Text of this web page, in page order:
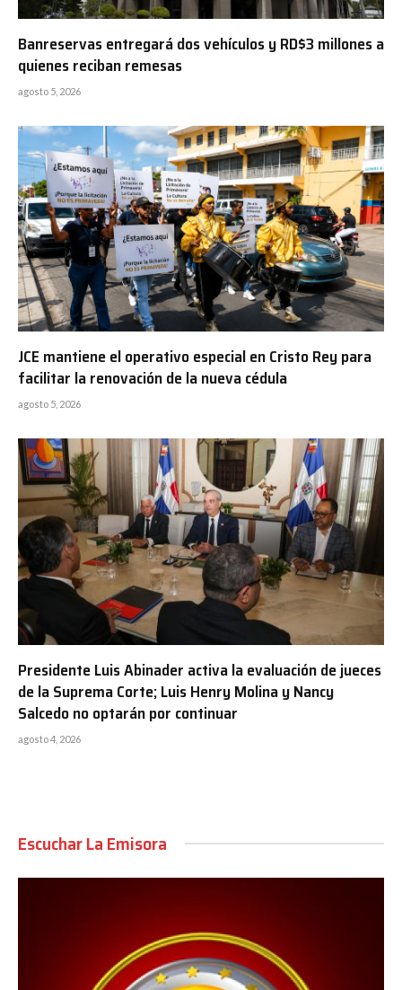
Banreservas entregará dos vehículos y RD$3 millones a
quienes reciban remesas
agosto 5, 2026
JCE mantiene el operativo especial en Cristo Rey para
facilitar la renovación de la nueva cédula
agosto 5, 2026
Presidente Luis Abinader activa la evaluación de jueces
de la Suprema Corte; Luis Henry Molina y Nancy
Salcedo no optarán por continuar
agosto 4, 2026
Escuchar La Emisora